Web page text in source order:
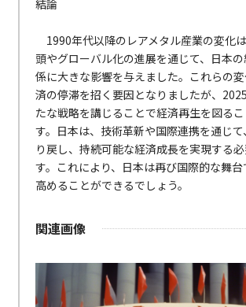
結論
1990年代以降のレアメタル産業の変化
頭やグローバル化の進展を通じて、日本
係に大きな影響を与えました。これらの
済の停滞を招く要因となりましたが、
たな戦略を講じることで経済再生を図る
す。日本は、技術革新や国際連携を通じ
り戻し、持続可能な経済成長を実現する
す。これにより、日本は再び国際的な舞
高めることができるでしょう。
関連画像